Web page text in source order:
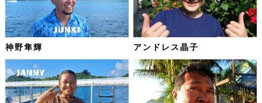
神野隼輝 アンドレス晶子